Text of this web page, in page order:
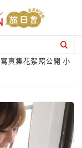
真集花絮照公開 小